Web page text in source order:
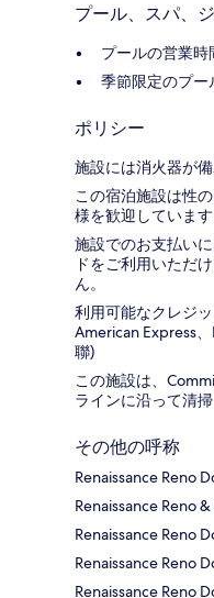
プール、スパ、
プールの営業
季節限定のプー
ポリシー
施設には消火器が備
この宿泊施設は性
様を歓迎しています
施設でのお支払い
ドをご利用いただ
ん。
利用可能なクレジ
American Express
聯)
この施設は、
ラインに沿って清
その他の呼称
Renaissance Reno
Renaissance Reno
Renaissance Reno
Renaissance Reno
Renaissance Reno